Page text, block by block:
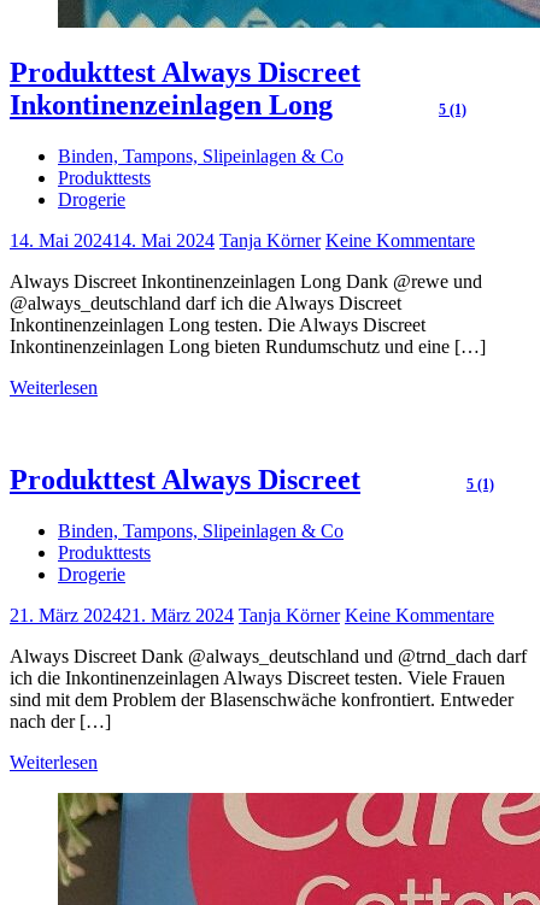
Produkttest Always Discreet
Inkontinenzeinlagen Long
5 (1)
Binden, Tampons, Slipeinlagen & Co
Produkttests
Drogerie
14. Mai 202414. Mai 2024 Tanja Körner Keine Kommentare
Always Discreet Inkontinenzeinlagen Long Dank @rewe und
@always_deutschland darf ich die Always Discreet
Inkontinenzeinlagen Long testen. Die Always Discreet
Inkontinenzeinlagen Long bieten Rundumschutz und eine […]
Weiterlesen
Produkttest Always Discreet 5 (1)
Binden, Tampons, Slipeinlagen & Co
Produkttests
Drogerie
21. März 202421. März 2024 Tanja Körner Keine Kommentare
Always Discreet Dank @always_deutschland und @trnd_dach darf
ich die Inkontinenzeinlagen Always Discreet testen. Viele Frauen
sind mit dem Problem der Blasenschwäche konfrontiert. Entweder
nach der […]
Weiterlesen